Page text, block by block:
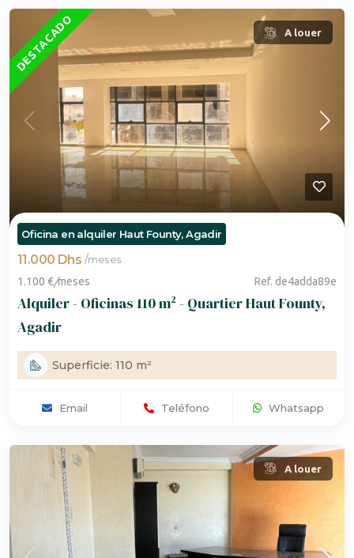
DESTACADO A louer
Oficina en alquiler Haut Founty, Agadir
11.000 Dhs /meses
1.100 €/meses Ref. de4adda89e
Alquiler - Oficinas 110 m² - Quartier Haut Founty,
Agadir
Superficie: 110 m²
Email Teléfono Whatsapp
A louer